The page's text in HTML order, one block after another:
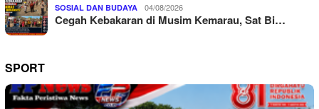
SOSIAL DAN BUDAYA 04/08/2026
Cegah Kebakaran di Musim Kemarau, Sat Bi…
SPORT